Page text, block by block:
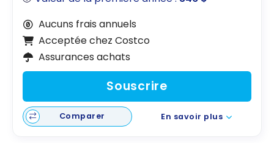
Aucuns frais annuels
Acceptée chez Costco
Assurances achats
Souscrire
Comparer En savoir plus